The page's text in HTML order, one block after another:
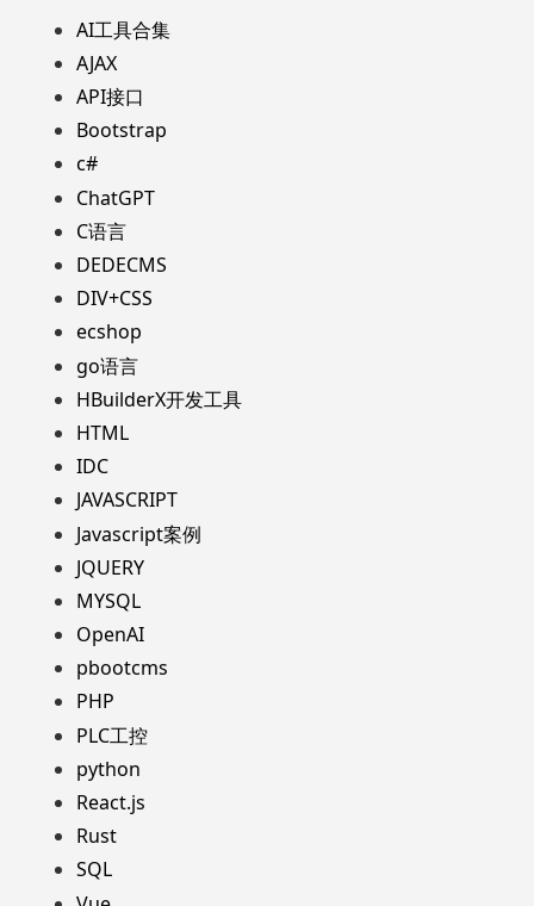
AI工具合集
AJAX
API接口
Bootstrap
c#
ChatGPT
C语言
DEDECMS
DIV+CSS
ecshop
go语言
HBuilderX开发工具
HTML
IDC
JAVASCRIPT
Javascript案例
JQUERY
MYSQL
OpenAI
pbootcms
PHP
PLC工控
python
React.js
Rust
SQL